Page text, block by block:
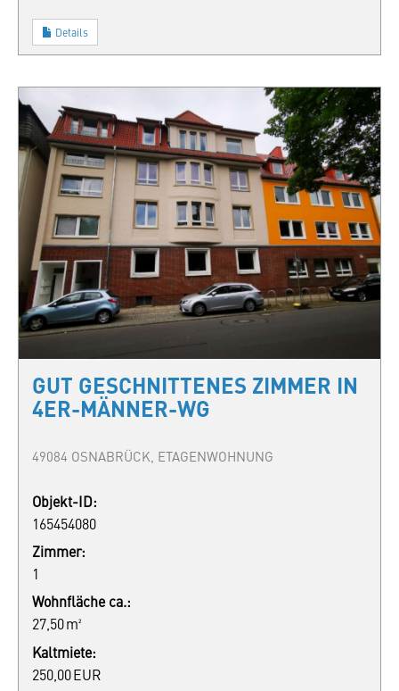
Details
GUT GESCHNITTENES ZIMMER IN
4ER-MÄNNER-WG
49084 OSNABRÜCK, ETAGENWOHNUNG
Objekt-ID:
165454080
Zimmer:
1
Wohnfläche ca.:
27,50 m²
Kaltmiete:
250,00 EUR